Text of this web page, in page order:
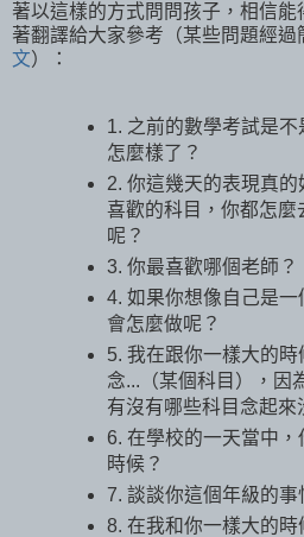
著以這樣的方式問問孩子，相信
著翻譯給大家參考（某些問題經過
文）：
1. 之前的數學考試是不
怎麼樣了？
2. 你這幾天的表現真的
喜歡的科目，你都怎麼
呢？
3. 你最喜歡哪個老師？
4. 如果你想像自己是一
會怎麼做呢？
5. 我在跟你一樣大的時
念...（某個科目），因
有沒有哪些科目念起來
6. 在學校的一天當中，
時候？
7. 談談你這個年級的事
8. 在我和你一樣大的時